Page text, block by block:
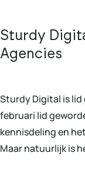
Sturdy
Agencies
Sturdy Digital is lid
februari lid
kennisdeling en
Maar natuurlijk is